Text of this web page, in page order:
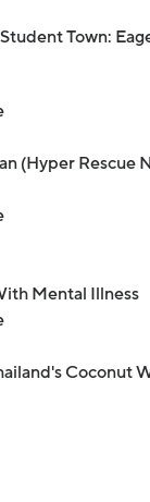
Town:
(Hyper Rescue
Mental Illness
Coconut